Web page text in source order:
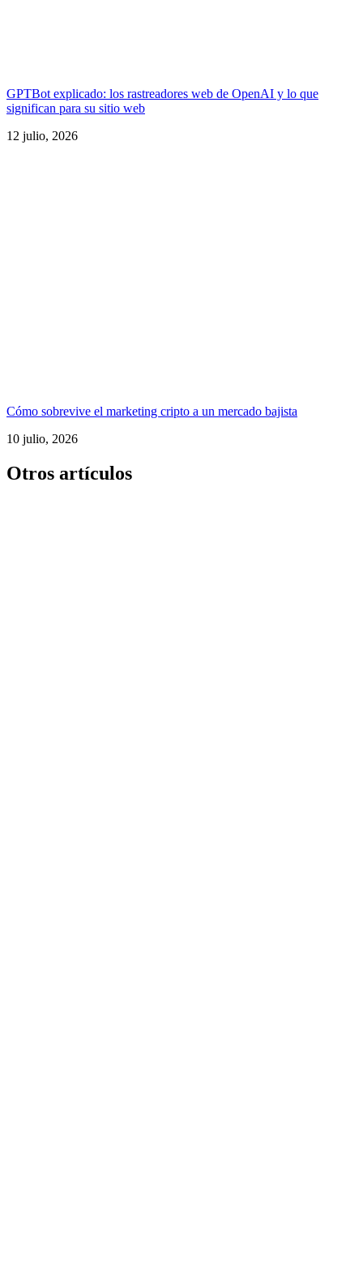
GPTBot explicado: los rastreadores web de OpenAI y lo que
significan para su sitio web
12 julio, 2026
Cómo sobrevive el marketing cripto a un mercado bajista
10 julio, 2026
Otros artículos